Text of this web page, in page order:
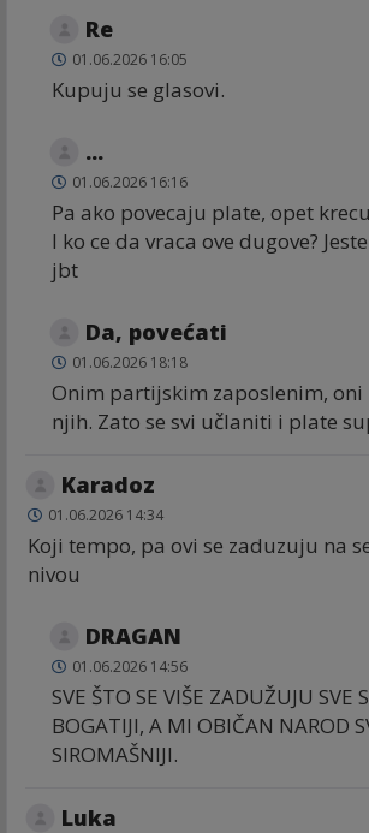
Re
01.06.2026 16:05
Kupuju se glasovi.
...
01.06.2026 16:16
Pa ako povecaju plate, opet
I ko ce da vraca ove dugove?
jbt
Da, povećati
01.06.2026 18:18
Onim partijskim zaposlenim, oni
njih. Zato se svi učlaniti i plate
Karadoz
01.06.2026 14:34
Koji tempo, pa ovi se zaduzuju na
nivou
DRAGAN
01.06.2026 14:56
SVE ŠTO SE VIŠE ZADUŽUJU SVE
BOGATIJI, A MI OBIČAN NAROD
SIROMAŠNIJI.
Luka